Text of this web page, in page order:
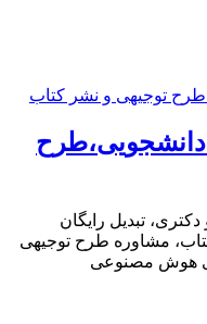
دانشجویی،طرح
تبدیل رایگان
مشاوره طرح توجیهی
هوش مصنوعی